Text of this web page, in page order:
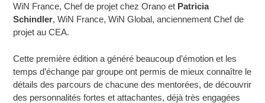
WiN France, Chef de projet chez Orano et Patricia
Schindler, WiN France, WiN Global, anciennement Chef de
projet au CEA.
Cette première édition a généré beaucoup d’émotion et les
temps d’échange par groupe ont permis de mieux connaître le
détails des parcours de chacune des mentorées, de découvrir
des personnalités fortes et attachantes, déjà très engagées